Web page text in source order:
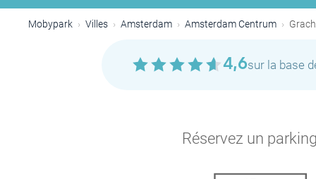
Mobypark Villes Amsterdam Amsterdam Centrum
4,6sur la base
Réservez un
P